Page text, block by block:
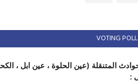
VOTING POLL
المتنقلة (عين الحلوة ، عين ابل ،
: